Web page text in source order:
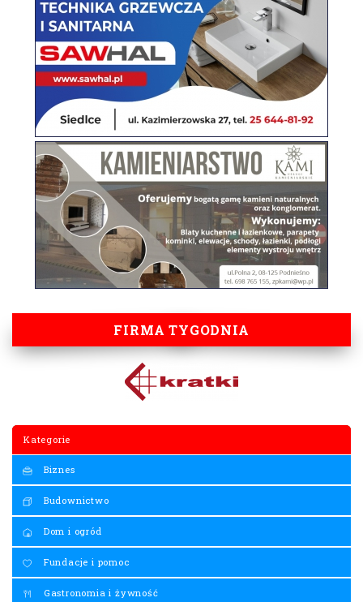
FIRMA TYGODNIA
Kategorie
Biznes
Budownictwo
Dom i ogród
Fundacje i pomoc
Gastronomia i żywność